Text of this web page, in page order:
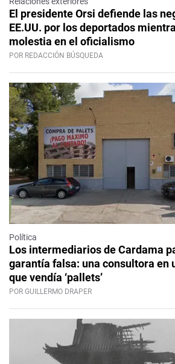
El presidente Orsi defiende las
EE.UU. por los deportados
molestia en el oficialismo
POR REDACCIÓN BÚSQUEDA
Política
Los intermediarios de Cardama
garantía falsa: una consultora en
que vendía ‘pallets’
POR GUILLERMO DRAPER